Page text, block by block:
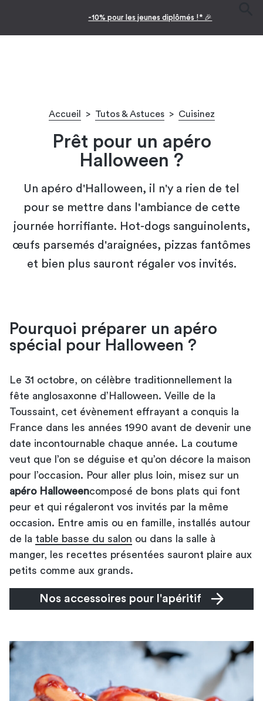
-10% pour les jeunes diplômés !* 🎉
Accueil > Tutos & Astuces > Cuisinez
Prêt pour un apéro
Halloween ?
Un apéro d'Halloween, il n'y a rien de tel
pour se mettre dans l'ambiance de cette
journée horrifiante. Hot-dogs sanguinolents,
œufs parsemés d'araignées, pizzas fantômes
et bien plus sauront régaler vos invités.
Pourquoi préparer un apéro
spécial pour Halloween ?
Le 31 octobre, on célèbre traditionnellement la
fête anglosaxonne d’Halloween. Veille de la
Toussaint, cet évènement effrayant a conquis la
France dans les années 1990 avant de devenir une
date incontournable chaque année. La coutume
veut que l’on se déguise et qu’on décore la maison
pour l’occasion. Pour aller plus loin, misez sur un
apéro Halloweencomposé de bons plats qui font
peur et qui régaleront vos invités par la même
occasion. Entre amis ou en famille, installés autour
de la table basse du salon ou dans la salle à
manger, les recettes présentées sauront plaire aux
petits comme aux grands.
Nos accessoires pour l'apéritif